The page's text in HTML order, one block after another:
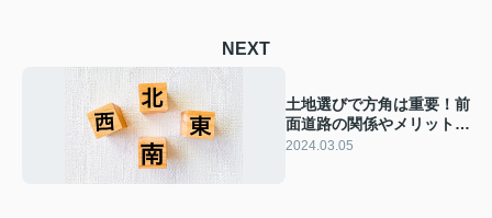
NEXT
土地選びで方角は重要！前
面道路の関係やメリットと
デメリットを解説
2024.03.05